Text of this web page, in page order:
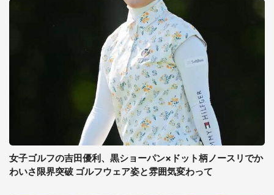
女子ゴルフの吉田優利、黒ショーパン×ドット柄ノースリでか
わいさ限界突破 ゴルフウェア姿と雰囲気変わって